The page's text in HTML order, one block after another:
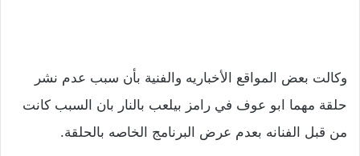
وكالت بعض المواقع الأخباريه والفنية بأن سبب عدم نشر
حلقة مهما ابو عوف في رامز بيلعب بالنار بان السبب كانت
من قبل الفنانه بعدم عرض البرنامج الخاصه بالحلقة.